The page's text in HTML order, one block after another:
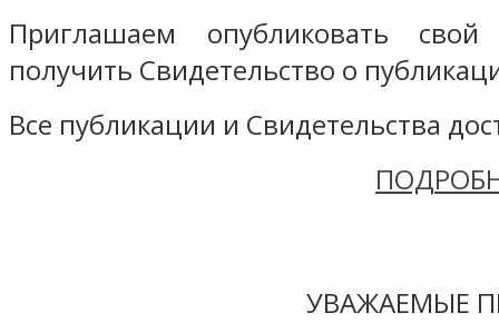
Приглашаем опубликовать
получить Свидетельство о
Все публикации и Свидетельства
УВАЖАЕМЫЕ